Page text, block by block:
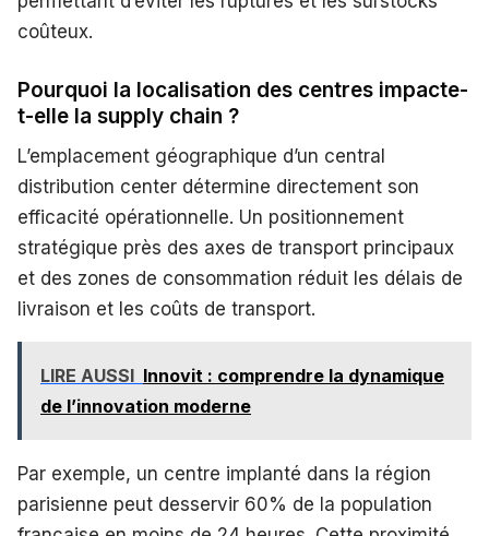
coûteux.
Pourquoi la localisation des centres impacte-
t-elle la supply chain ?
L’emplacement géographique d’un central
distribution center détermine directement son
efficacité opérationnelle. Un positionnement
stratégique près des axes de transport principaux
et des zones de consommation réduit les délais de
livraison et les coûts de transport.
LIRE AUSSI Innovit : comprendre la dynamique
de l’innovation moderne
Par exemple, un centre implanté dans la région
parisienne peut desservir 60% de la population